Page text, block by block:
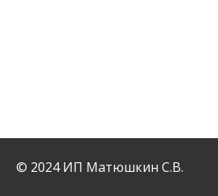
© 2024 ИП Матюшкин С.В.